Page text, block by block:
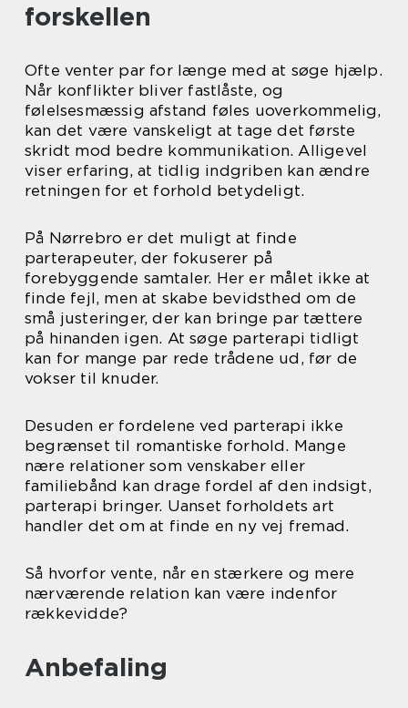
forskellen
Ofte venter par for længe med at søge hjælp.
Når konflikter bliver fastlåste, og
følelsesmæssig afstand føles uoverkommelig,
kan det være vanskeligt at tage det første
skridt mod bedre kommunikation. Alligevel
viser erfaring, at tidlig indgriben kan ændre
retningen for et forhold betydeligt.
På Nørrebro er det muligt at finde
parterapeuter, der fokuserer på
forebyggende samtaler. Her er målet ikke at
finde fejl, men at skabe bevidsthed om de
små justeringer, der kan bringe par tættere
på hinanden igen. At søge parterapi tidligt
kan for mange par rede trådene ud, før de
vokser til knuder.
Desuden er fordelene ved parterapi ikke
begrænset til romantiske forhold. Mange
nære relationer som venskaber eller
familiebånd kan drage fordel af den indsigt,
parterapi bringer. Uanset forholdets art
handler det om at finde en ny vej fremad.
Så hvorfor vente, når en stærkere og mere
nærværende relation kan være indenfor
rækkevidde?
Anbefaling